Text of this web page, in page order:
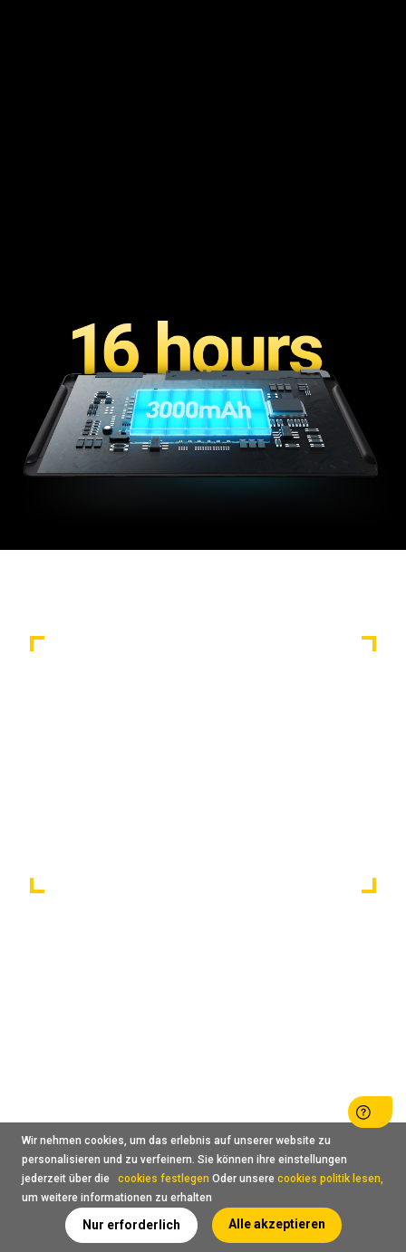
Wir nehmen cookies, um das erlebnis auf unserer website zu
personalisieren und zu verfeinern. Sie können ihre einstellungen
jederzeit über die
cookies festlegen Oder unsere cookies politik lesen,
um weitere informationen zu erhalten
Nur erforderlich Alle akzeptieren